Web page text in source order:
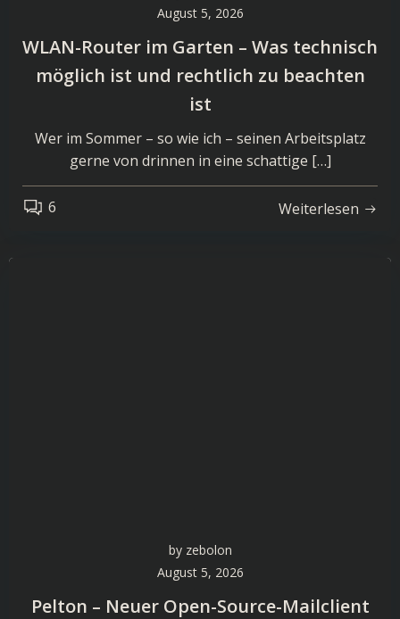
August 5, 2026
WLAN-Router im Garten – Was technisch
möglich ist und rechtlich zu beachten
ist
Wer im Sommer – so wie ich – seinen Arbeitsplatz
gerne von drinnen in eine schattige […]
6 Weiterlesen
by zebolon
August 5, 2026
Pelton – Neuer Open-Source-Mailclient